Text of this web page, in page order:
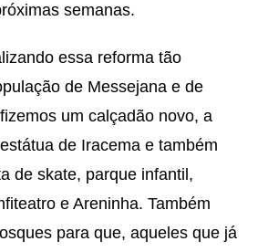
semanas.
essa reforma tão
de Messejana e de
um calçadão novo, a
de Iracema e também
de skate, parque infantil,
e Areninha. Também
para que, aqueles que já